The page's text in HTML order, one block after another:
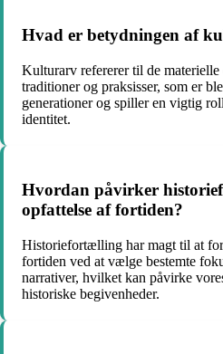
Hvad er betydningen af
Kulturarv refererer til de
traditioner og praksisser, som er
generationer og spiller en vigtig
identitet.
Hvordan påvirker
opfattelse af fortiden?
Historiefortælling har magt til at
fortiden ved at vælge bestemte
narrativer, hvilket kan påvirke
historiske begivenheder.